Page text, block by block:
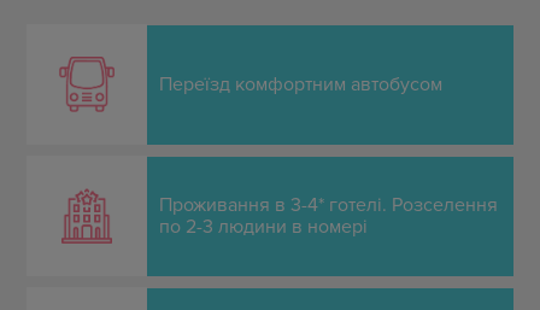
Переїзд комфортним автобусом
Проживання в 3-4* готелі. Розселення
по 2-3 людини в номері